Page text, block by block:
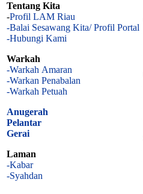
Tentang Kita
-Profil LAM Riau
-Balai Sesawang Kita/ Profil Portal
-Hubungi Kami
Warkah
-Warkah Amaran
-Warkan Penabalan
-Warkah Petuah
Anugerah
Pelantar
Gerai
Laman
-Kabar
-Syahdan